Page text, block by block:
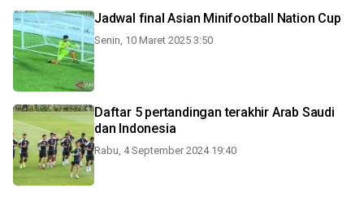
Jadwal final Asian Minifootball Nation Cup
Senin, 10 Maret 2025 3:50
Daftar 5 pertandingan terakhir Arab Saudi
dan Indonesia
Rabu, 4 September 2024 19:40